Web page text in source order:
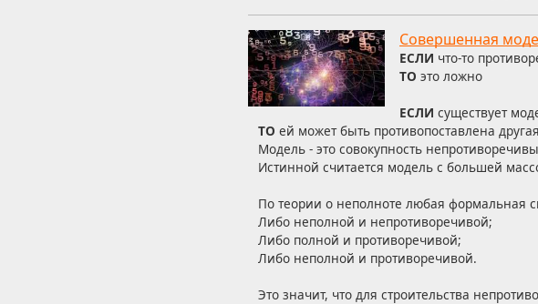
Совершенная
ЕСЛИ что-то
ТО это ложно
ЕСЛИ существует
ТО ей может быть противопоставлена
Модель - это совокупность
Истинной считается модель с большей
По теории о неполноте любая формальная
Либо неполной и непротиворечивой;
Либо полной и противоречивой;
Либо неполной и противоречивой.
Это значит, что для строительства